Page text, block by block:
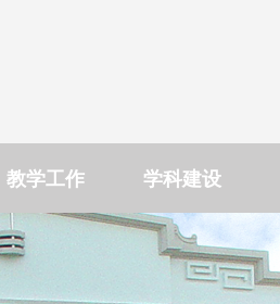
教学工作 学科建设